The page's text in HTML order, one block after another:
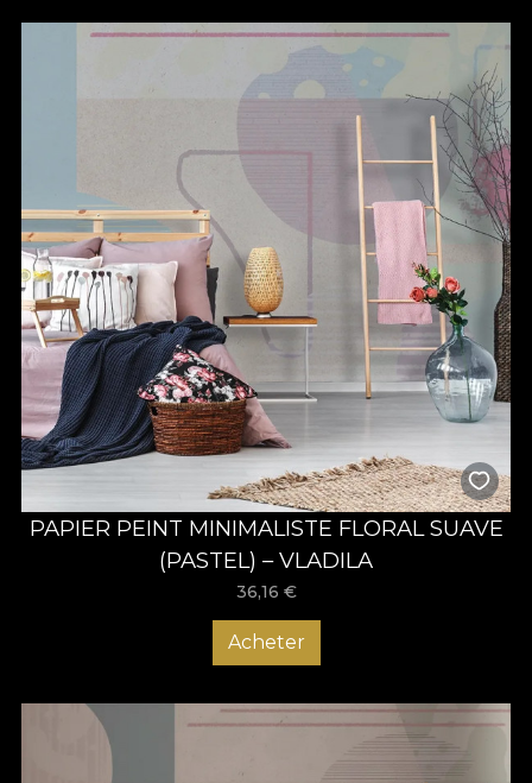
PAPIER PEINT MINIMALISTE FLORAL SUAVE
(PASTEL) – VLADILA
36,16 €
Acheter